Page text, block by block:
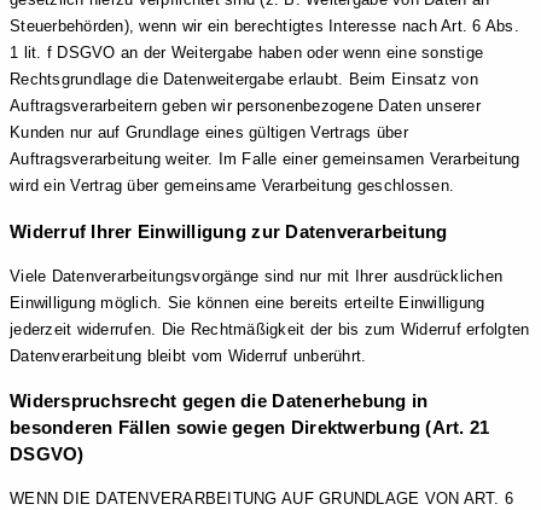
Steuerbehörden), wenn wir ein berechtigtes Interesse nach Art. 6 Abs.
1 lit. f DSGVO an der Weitergabe haben oder wenn eine sonstige
Rechtsgrundlage die Datenweitergabe erlaubt. Beim Einsatz von
Auftragsverarbeitern geben wir personenbezogene Daten unserer
Kunden nur auf Grundlage eines gültigen Vertrags über
Auftragsverarbeitung weiter. Im Falle einer gemeinsamen Verarbeitung
wird ein Vertrag über gemeinsame Verarbeitung geschlossen.
Widerruf Ihrer Einwilligung zur Datenverarbeitung
Viele Datenverarbeitungsvorgänge sind nur mit Ihrer ausdrücklichen
Einwilligung möglich. Sie können eine bereits erteilte Einwilligung
jederzeit widerrufen. Die Rechtmäßigkeit der bis zum Widerruf erfolgten
Datenverarbeitung bleibt vom Widerruf unberührt.
Widerspruchsrecht gegen die Datenerhebung in
besonderen Fällen sowie gegen Direktwerbung (Art. 21
DSGVO)
WENN DIE DATENVERARBEITUNG AUF GRUNDLAGE VON ART. 6